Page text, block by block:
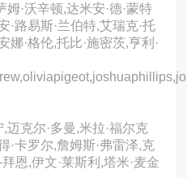
姆·沃辛顿,达米安·德·蒙特
·路易斯·兰伯特,艾瑞克·托
娜·格伦,托比·施密茨,亨利·
迈克尔·多曼,米拉·福尔克
·卡罗尔,詹姆斯·弗雷泽,克
恩,伊文·莱斯利,塔米·麦金